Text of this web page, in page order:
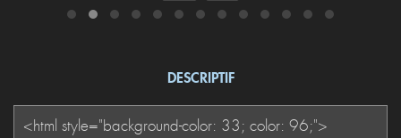
DESCRIPTIF